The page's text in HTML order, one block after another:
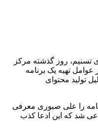
تسنیم، روز گذشته مرکز
از دستگیری 7نفر از عوامل تهیه یک برنامه
تولید محتوای
را علی صبوری معرفی
شد که این ادعا کذب